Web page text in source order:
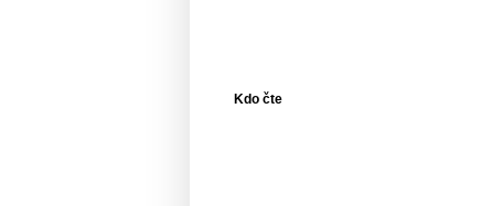
Kdo čte